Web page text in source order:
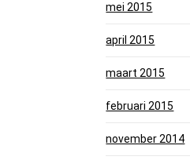
mei 2015
april 2015
maart 2015
februari 2015
november 2014